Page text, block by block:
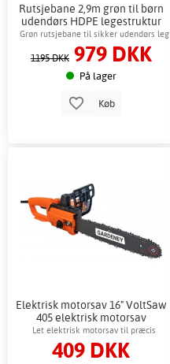
Rutsjebane 2,9m grøn til børn
udendørs HDPE legestruktur
Grøn rutsjebane til sikker udendørs leg
1195 DKK 979 DKK
På lager
Køb
Elektrisk motorsav 16" VoltSaw
405 elektrisk motorsav
Let elektrisk motorsav til præcis
skæring af træ og grene
409 DKK